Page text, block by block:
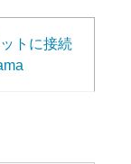
トに接続